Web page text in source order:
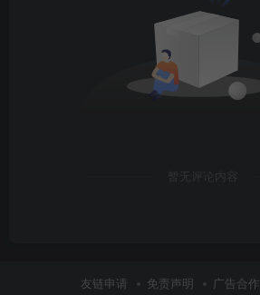
暂无评论内容
友链申请 免责声明 广告合作